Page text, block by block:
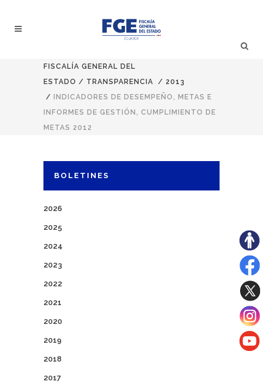
FISCALÍA GENERAL DEL
ESTADO / TRANSPARENCIA / 2013
/
INDICADORES DE DESEMPEÑO, METAS E
INFORMES DE GESTIÓN, CUMPLIMIENTO DE
METAS 2012
BOLETINES
2026
2025
2024
2023
2022
2021
2020
2019
2018
2017